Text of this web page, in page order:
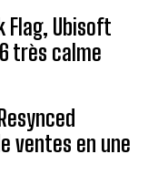
Flag, Ubisoft
très calme
ventes en une